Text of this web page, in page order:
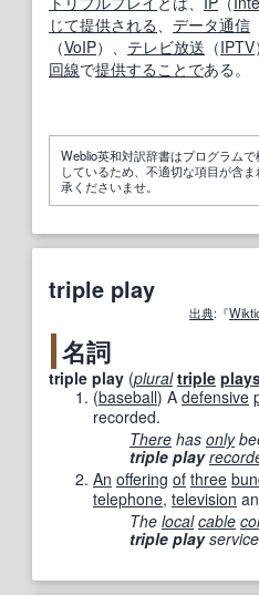
じて提供される データ通信
（VoIP）、 テレビ放送 （IPTV
回線で提供する ことである。
Weblio英和対訳辞書はプログラム
しているため、不適切な項目が含
承くださいませ。
triple play
出典:『
名詞
triple play (plural triple
(baseball) A defensive
recorded.
There has only
triple play
An offering of three
telephone, television
The local cable
triple play